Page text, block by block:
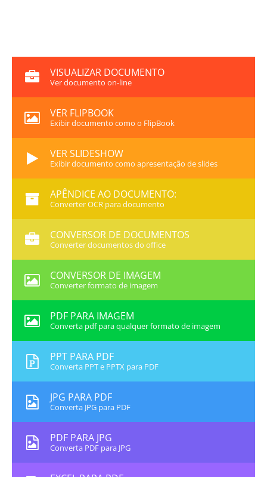
VISUALIZAR DOCUMENTO
Ver documento on-line
VER FLIPBOOK
Exibir documento como o FlipBook
VER SLIDESHOW
Exibir documento como apresentação de slides
APÊNDICE AO DOCUMENTO:
Converter OCR para documento
CONVERSOR DE DOCUMENTOS
Converter documentos do office
CONVERSOR DE IMAGEM
Converter formato de imagem
PDF PARA IMAGEM
Converta pdf para qualquer formato de imagem
PPT PARA PDF
Converta PPT e PPTX para PDF
JPG PARA PDF
Converta JPG para PDF
PDF PARA JPG
Converta PDF para JPG